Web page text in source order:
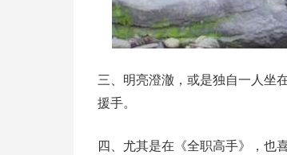
三、明亮澄澈，或是独自一人坐
援手。
四、尤其是在《全职高手》，也